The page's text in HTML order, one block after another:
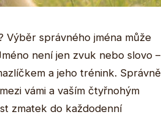
Výběr správného jména může
není jen zvuk nebo slovo –
a jeho trénink. Správně
vámi a vaším čtyřnohým
zmatek do každodenní